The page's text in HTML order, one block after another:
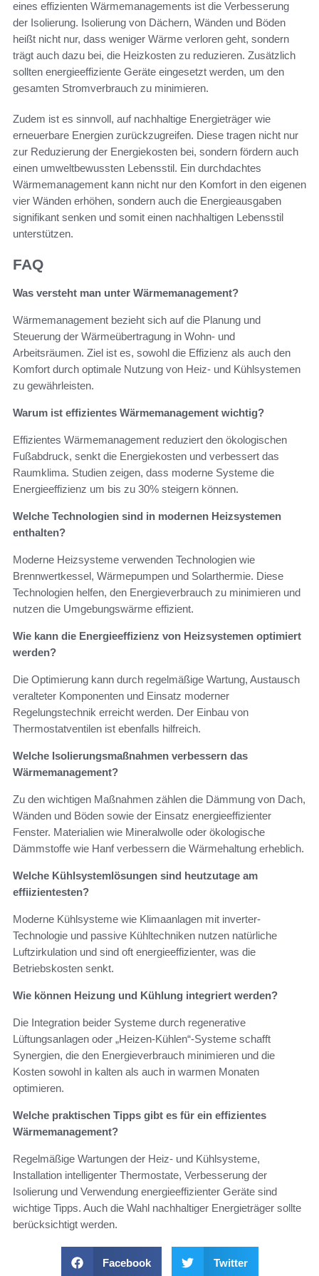
eines effizienten Wärmemanagements ist die Verbesserung
der Isolierung. Isolierung von Dächern, Wänden und Böden
heißt nicht nur, dass weniger Wärme verloren geht, sondern
trägt auch dazu bei, die Heizkosten zu reduzieren. Zusätzlich
sollten energieeffiziente Geräte eingesetzt werden, um den
gesamten Stromverbrauch zu minimieren.
Zudem ist es sinnvoll, auf nachhaltige Energieträger wie
erneuerbare Energien zurückzugreifen. Diese tragen nicht nur
zur Reduzierung der Energiekosten bei, sondern fördern auch
einen umweltbewussten Lebensstil. Ein durchdachtes
Wärmemanagement kann nicht nur den Komfort in den eigenen
vier Wänden erhöhen, sondern auch die Energieausgaben
signifikant senken und somit einen nachhaltigen Lebensstil
unterstützen.
FAQ
Was versteht man unter Wärmemanagement?
Wärmemanagement bezieht sich auf die Planung und
Steuerung der Wärmeübertragung in Wohn- und
Arbeitsräumen. Ziel ist es, sowohl die Effizienz als auch den
Komfort durch optimale Nutzung von Heiz- und Kühlsystemen
zu gewährleisten.
Warum ist effizientes Wärmemanagement wichtig?
Effizientes Wärmemanagement reduziert den ökologischen
Fußabdruck, senkt die Energiekosten und verbessert das
Raumklima. Studien zeigen, dass moderne Systeme die
Energieeffizienz um bis zu 30% steigern können.
Welche Technologien sind in modernen Heizsystemen
enthalten?
Moderne Heizsysteme verwenden Technologien wie
Brennwertkessel, Wärmepumpen und Solarthermie. Diese
Technologien helfen, den Energieverbrauch zu minimieren und
nutzen die Umgebungswärme effizient.
Wie kann die Energieeffizienz von Heizsystemen optimiert
werden?
Die Optimierung kann durch regelmäßige Wartung, Austausch
veralteter Komponenten und Einsatz moderner
Regelungstechnik erreicht werden. Der Einbau von
Thermostatventilen ist ebenfalls hilfreich.
Welche Isolierungsmaßnahmen verbessern das
Wärmemanagement?
Zu den wichtigen Maßnahmen zählen die Dämmung von Dach,
Wänden und Böden sowie der Einsatz energieeffizienter
Fenster. Materialien wie Mineralwolle oder ökologische
Dämmstoffe wie Hanf verbessern die Wärmehaltung erheblich.
Welche Kühlsystemlösungen sind heutzutage am
effiizientesten?
Moderne Kühlsysteme wie Klimaanlagen mit inverter-
Technologie und passive Kühltechniken nutzen natürliche
Luftzirkulation und sind oft energieeffizienter, was die
Betriebskosten senkt.
Wie können Heizung und Kühlung integriert werden?
Die Integration beider Systeme durch regenerative
Lüftungsanlagen oder „Heizen-Kühlen“-Systeme schafft
Synergien, die den Energieverbrauch minimieren und die
Kosten sowohl in kalten als auch in warmen Monaten
optimieren.
Welche praktischen Tipps gibt es für ein effizientes
Wärmemanagement?
Regelmäßige Wartungen der Heiz- und Kühlsysteme,
Installation intelligenter Thermostate, Verbesserung der
Isolierung und Verwendung energieeffizienter Geräte sind
wichtige Tipps. Auch die Wahl nachhaltiger Energieträger sollte
berücksichtigt werden.
Facebook Twitter